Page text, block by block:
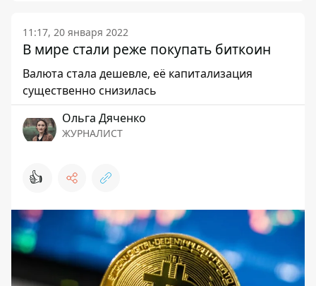
11:17, 20 января 2022
В мире стали реже покупать биткоин
Валюта стала дешевле, её капитализация
существенно снизилась
Ольга Дяченко
ЖУРНАЛИСТ
👍